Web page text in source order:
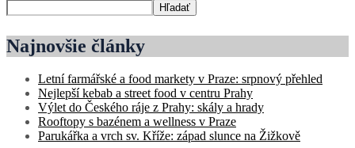
Hľadať
Najnovšie články
Letní farmářské a food markety v Praze: srpnový přehled
Nejlepší kebab a street food v centru Prahy
Výlet do Českého ráje z Prahy: skály a hrady
Rooftopy s bazénem a wellness v Praze
Parukářka a vrch sv. Kříže: západ slunce na Žižkově